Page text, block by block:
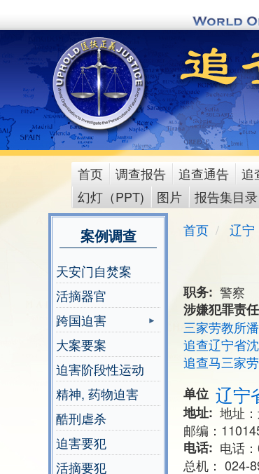
to
content
main
menu
首页 调查报告 追查通告 追
幻灯（PPT)
图片 报告集目录
案例调查
天安门自焚案
活摘器官
跨国迫害
大案要案
迫害阶段性运动
精神, 药物迫害
酷刑虐杀
迫害要犯
活摘要犯
首页 辽宁
职务
警察
涉嫌犯罪责
三家劳教所
追查辽宁省
追查马三家
单位 辽宁
地址
地址
邮编：
电话
电话
总机： 024-